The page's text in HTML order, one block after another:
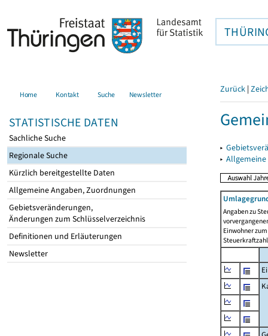
Home Kontakt Suche Newsletter
STATISTISCHE DATEN
Sachliche Suche
Regionale Suche
Kürzlich bereitgestellte Daten
Allgemeine Angaben, Zuordnungen
Gebietsveränderungen,
Änderungen zum Schlüsselverzeichnis
Definitionen und Erläuterungen
Newsletter
Zurück |
▸
▸
Angaben zu
Einwohner